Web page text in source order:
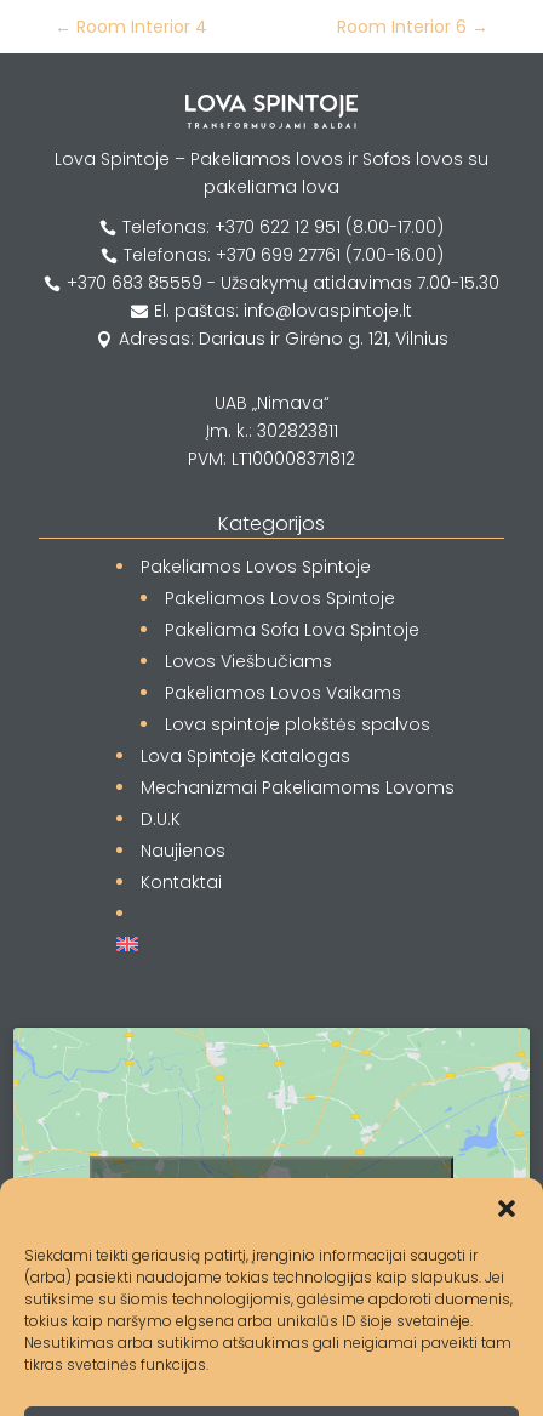
Siekdami teikti geriausią patirtį, įrenginio informacijai saugoti ir
(arba) pasiekti naudojame tokias technologijas kaip slapukus. Jei
sutiksime su šiomis technologijomis, galėsime apdoroti duomenis,
tokius kaip naršymo elgsena arba unikalūs ID šioje svetainėje.
Nesutikimas arba sutikimo atšaukimas gali neigiamai paveikti tam
tikras svetainės funkcijas.
← Room Interior 4 Room Interior 6 →
Lova Spintoje – Pakeliamos lovos ir Sofos lovos su
pakeliama lova
 Telefonas: +370 622 12 951 (8.00-17.00)
 Telefonas: +370 699 27761 (7.00-16.00)
 +370 683 85559 - Užsakymų atidavimas 7.00-15.30
 El. paštas: info@lovaspintoje.lt
 Adresas: Dariaus ir Girėno g. 121, Vilnius
UAB „Nimava“
Įm. k.: 302823811
PVM: LT100008371812
Kategorijos
Pakeliamos Lovos Spintoje
Pakeliamos Lovos Spintoje
Pakeliama Sofa Lova Spintoje
Lovos Viešbučiams
Pakeliamos Lovos Vaikams
Lova spintoje plokštės spalvos
Lova Spintoje Katalogas
Mechanizmai Pakeliamoms Lovoms
D.U.K
Naujienos
Kontaktai
Spustelėkite, kad priimtumėte